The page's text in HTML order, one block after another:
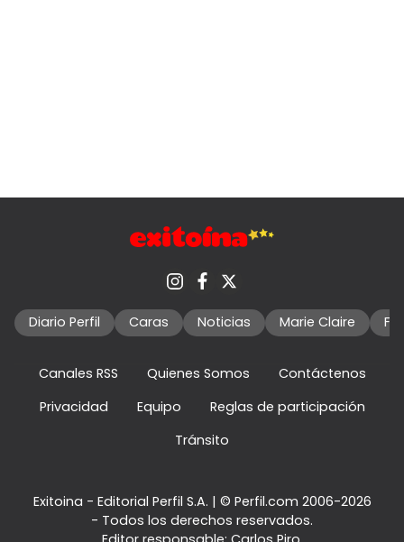
Diario Perfil Caras Noticias Marie Claire
Canales RSS Quienes Somos
Contáctenos
Privacidad
Equipo
Reglas de participación
Tránsito
Exitoina - Editorial Perfil S.A. | © Perfil.com 2006-2026
- Todos los derechos reservados.